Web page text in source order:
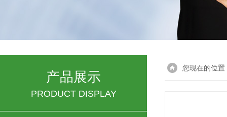
产品展示
PRODUCT DISPLAY
您现在的位置